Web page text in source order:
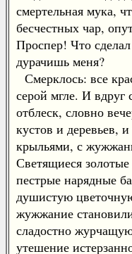
смертельная мука,
бесчестных чар,
Проспер! Что
дурачишь меня?
Смерклось: все
серой мгле. И вдруг
отблеск, словно
кустов и деревьев,
крыльями, с
Светящиеся
пестрые нарядные
душистую
жужжание
сладостно
утешение